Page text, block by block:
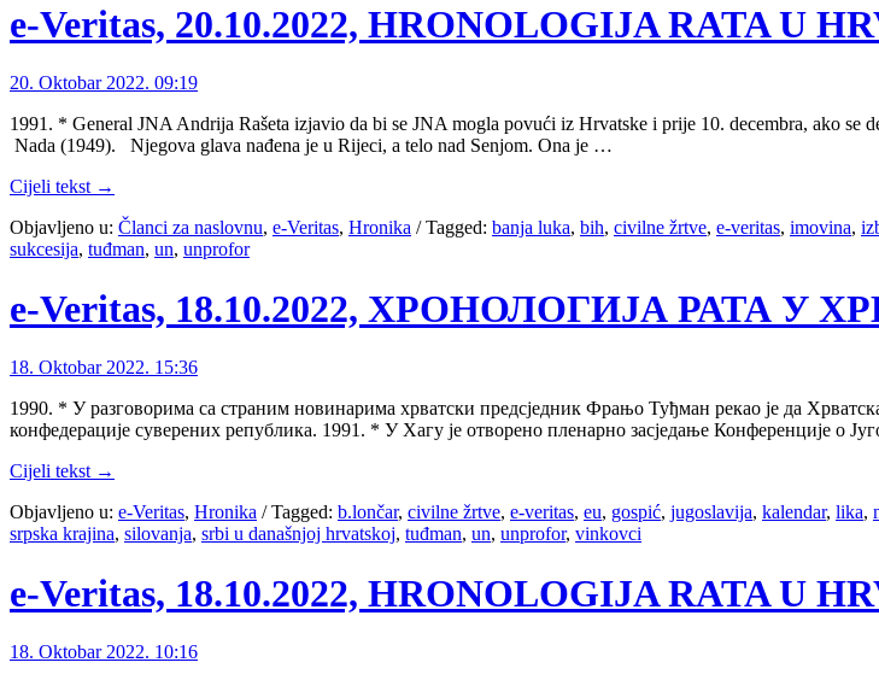
e-Veritas, 20.10.2022, HRONOLOGIJA RATA U
20. Oktobar 2022. 09:19
1991. * General JNA Andrija Rašeta izjavio da bi se JNA mogla povući iz Hrvatske i prije 10. decembra, ako
Nada (1949). Njegova glava nađena je u Rijeci, a telo nad Senjom. Ona je …
Cijeli tekst →
Objavljeno u: Članci za naslovnu, e-Veritas, Hronika /Tagged: banja luka, bih, civilne žrtve, e-veritas, imovina,
sukcesija, tuđman, un, unprofor
e-Veritas, 18.10.2022, ХРОНОЛОГИЈА РАТА У
18. Oktobar 2022. 15:36
1990. * У разговорима са страним новинарима хрватски предсједник Фрањо Туђман рекао је да
конфедерације суверених република. 1991. * У Хагу је отворено пленарно засједање Конференције о
Cijeli tekst →
Objavljeno u: e-Veritas, Hronika /Tagged: b.lončar, civilne žrtve, e-veritas, eu, gospić, jugoslavija, kalendar, lika,
srpska krajina, silovanja, srbi u današnjoj hrvatskoj, tuđman, un, unprofor, vinkovci
e-Veritas, 18.10.2022, HRONOLOGIJA RATA U
18. Oktobar 2022. 10:16